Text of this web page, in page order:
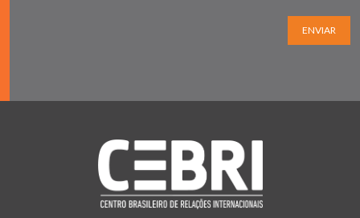
ENVIAR